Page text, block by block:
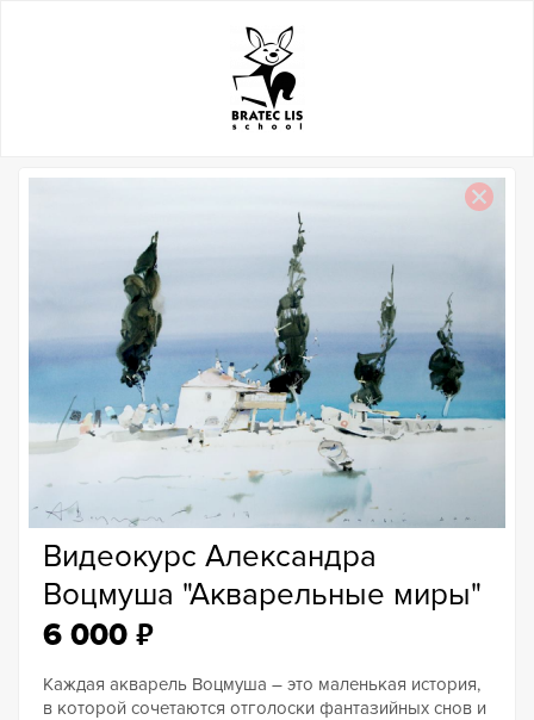
Видеокурс Александра
Воцмуша "Акварельные миры"
6 000 ₽
Каждая акварель Воцмуша – это маленькая история,
в которой сочетаются отголоски фантазийных снов и